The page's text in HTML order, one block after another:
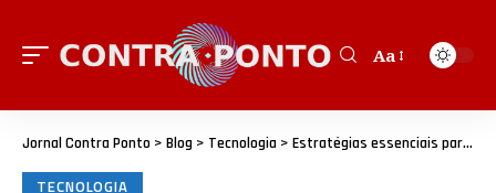
Aa
Jornal Contra Ponto > Blog > Tecnologia > Estratégias essenciais para criar senhas fortes e proteger suas contas contra invasões
TECNOLOGIA